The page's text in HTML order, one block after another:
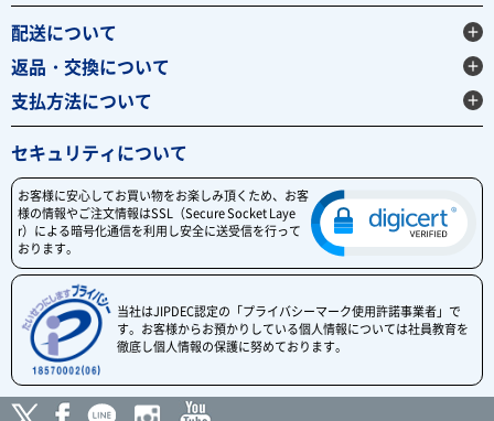
配送について
返品・交換について
支払方法について
セキュリティについて
お客様に安心してお買い物をお楽しみ頂くため、お客
様の情報やご注文情報はSSL（Secure Socket Laye
r）による暗号化通信を利用し安全に送受信を行って
おります。
当社はJIPDEC認定の「プライバシーマーク使用許諾事業者」で
す。お客様からお預かりしている個人情報については社員教育を
徹底し個人情報の保護に努めております。